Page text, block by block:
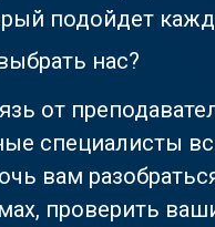
подойдет
нас?
от
специалисты
вам
проверить